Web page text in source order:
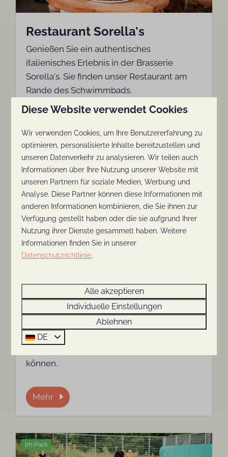
Restaurant Sorella's
Genießen Sie ein authentisches
italienisches Erlebnis in der Brasserie
Sorella's. Sie finden unser Restaurant am
Rande des Schwimmbads.
Mehr
Spielplatz
Der Kinderspielplatz im Ferienpark De
Thijmse Berg ist ein Indoor-Spielplatz, auf
dem Kinder stundenlang sicher klettern,
können.
Mehr
Im Park
Diese Website verwendet Cookies
Wir verwenden Cookies, um Ihre Benutzererfahrung zu
optimieren, personalisierte Inhalte bereitzustellen und
unseren Datenverkehr zu analysieren. Wir teilen auch
Informationen über Ihre Nutzung unserer Website mit
unseren Partnern für soziale Medien, Werbung und
Analyse. Diese Partner können diese Informationen mit
anderen Informationen kombinieren, die Sie ihnen zur
Verfügung gestellt haben oder die sie aufgrund Ihrer
Nutzung ihrer Dienste gesammelt haben. Weitere
Informationen finden Sie in unserer
Datenschutzrichtlinie.
Alle akzeptieren
Individuelle Einstellungen
Ablehnen
DE